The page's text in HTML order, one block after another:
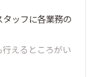
ッフに各業務の
えるところがい